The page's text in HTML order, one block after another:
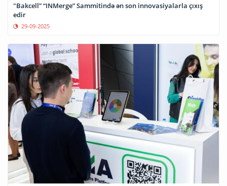
"Bakcell” “INMerge” Sammitində ən son innovasiyalarla çıxış
edir
29-09-2025